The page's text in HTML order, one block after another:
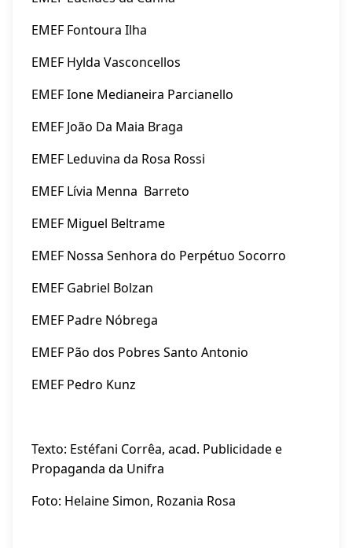
EMEF Fontoura Ilha
EMEF Hylda Vasconcellos
EMEF Ione Medianeira Parcianello
EMEF João Da Maia Braga
EMEF Leduvina da Rosa Rossi
EMEF Lívia Menna Barreto
EMEF Miguel Beltrame
EMEF Nossa Senhora do Perpétuo Socorro
EMEF Gabriel Bolzan
EMEF Padre Nóbrega
EMEF Pão dos Pobres Santo Antonio
EMEF Pedro Kunz
Texto: Estéfani Corrêa, acad. Publicidade e
Propaganda da Unifra
Foto: Helaine Simon, Rozania Rosa